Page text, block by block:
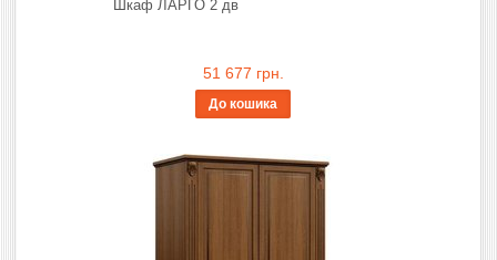
Шкаф ЛАРГО 2 дв
51 677 грн.
До кошика